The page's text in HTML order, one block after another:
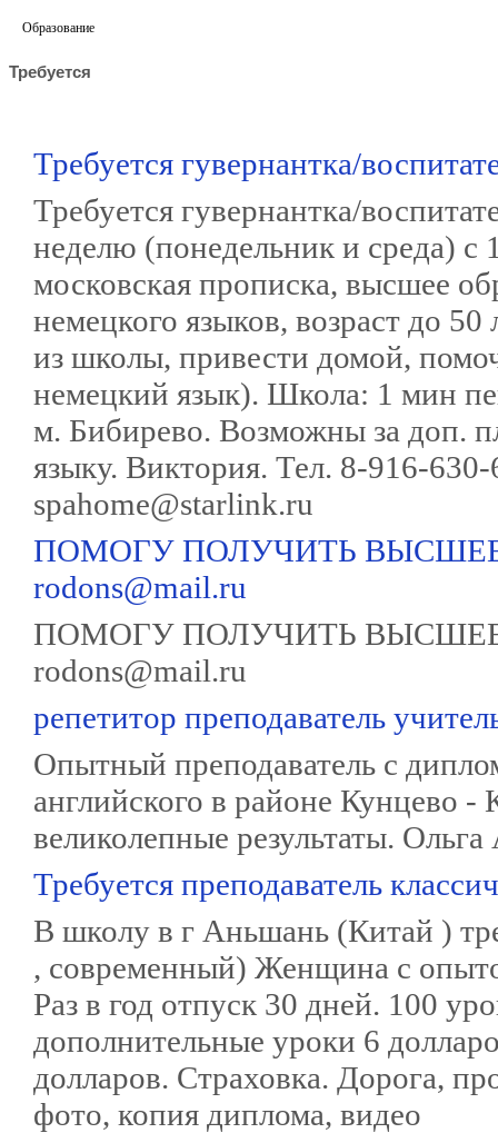
Образование
Требуется
Требуется гувернантка/
Требуется гувернантка/
неделю (понедельник и среда) с
московская прописка, высшее
немецкого языков, возраст до
из школы, привести домой,
немецкий язык). Школа: 1 мин
м. Бибирево. Возможны за доп.
языку. Виктория. Тел. 8-916-
spahome@starlink.ru
ПОМОГУ ПОЛУЧИТЬ
rodons@mail.ru
ПОМОГУ ПОЛУЧИТЬ
rodons@mail.ru
репетитор преподаватель
Опытный преподаватель с
английского в районе Кунцево
великолепные результаты.
Требуется преподаватель
В школу в г Аньшань (Китай )
, современный) Женщина с
Раз в год отпуск 30 дней. 100
дополнительные уроки 6
долларов. Страховка. Дорога,
фото, копия диплома, видео